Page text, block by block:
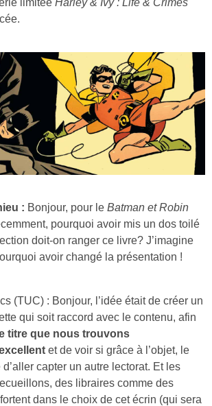
limitée Harley & Ivy : Life & Crimes
: Bonjour, pour le Batman et Robin
pourquoi avoir mis un dos toilé
doit-on ranger ce livre? J’imagine
avoir changé la présentation !
(TUC) : Bonjour, l’idée était de créer un
qui soit raccord avec le contenu, afin
titre que nous trouvons
et de voir si grâce à l’objet, le
capter un autre lectorat. Et les
des libraires comme des
dans le choix de cet écrin (qui sera